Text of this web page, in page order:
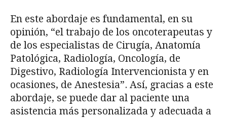
En este abordaje es fundamental, en su
opinión, “el trabajo de los oncoterapeutas y
de los especialistas de Cirugía, Anatomía
Patológica, Radiología, Oncología, de
Digestivo, Radiología Intervencionista y en
ocasiones, de Anestesia”. Así, gracias a este
abordaje, se puede dar al paciente una
asistencia más personalizada y adecuada a